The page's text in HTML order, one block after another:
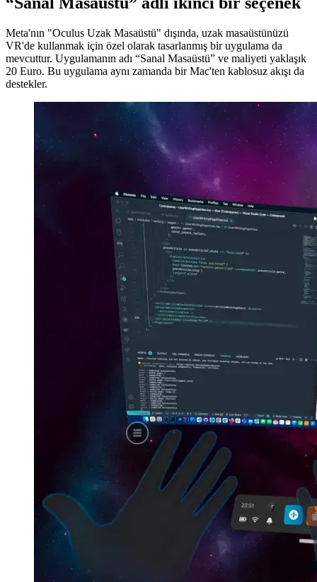
Ayrıca, düşündüğüm kadar olmasa da, sanal olmayan bir
“Sanal Masaüstü” adlı ikinci bir seçenek
Meta'nın "Oculus Uzak Masaüstü" dışında, uzak masaüstünüzü
VR'de kullanmak için özel olarak tasarlanmış bir uygulama da
mevcuttur. Uygulamanın adı “Sanal Masaüstü” ve maliyeti yaklaşık
20 Euro. Bu uygulama aynı zamanda bir Mac'ten kablosuz akışı da